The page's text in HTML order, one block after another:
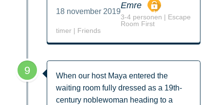
18 november 2019
Emre
3-4 personen | Escape
Room First
timer | Friends
9
When our host Maya entered the
waiting room fully dressed as a 19th-
century noblewoman heading to a